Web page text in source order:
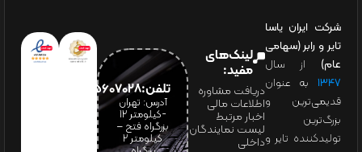
شرکت ایران یاسا
تایر و رابر (سهامی
عام) از سال
۱۳۴۷ به عنوان
قدیمی‌ترین و
بزرگ‌ترین
تولیدکننده تایر و
لینک‌های
مفید:
دریافت مشاوره
اطلاعات مالی
اخبار مرتبط
لیست نمایندگان
داخلی
تلفن:65607028(021)
آدرس: تهران
-کیلومتر 12
بزرگراه فتح –
کیلومتر ۲